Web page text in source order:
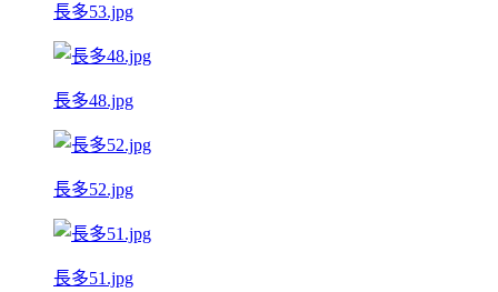
長多53.jpg
長多48.jpg
長多52.jpg
長多51.jpg